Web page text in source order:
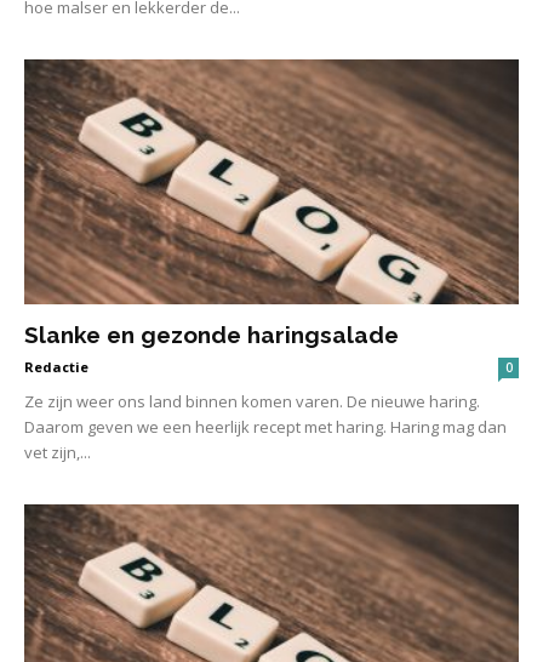
hoe malser en lekkerder de...
Slanke en gezonde haringsalade
Redactie 0
Ze zijn weer ons land binnen komen varen. De nieuwe haring.
Daarom geven we een heerlijk recept met haring. Haring mag dan
vet zijn,...